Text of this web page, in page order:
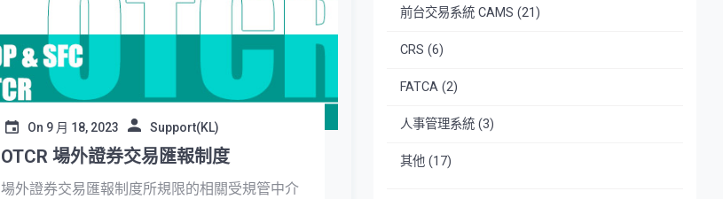
On 9 月 18, 2023 Support(KL)
OTCR 場外證券交易匯報制度
場外證券交易匯報制度所規限的相關受規管中介
前台交易系統 CAMS (21)
CRS (6)
FATCA(2)
人事管理系統(3)
其他(17)